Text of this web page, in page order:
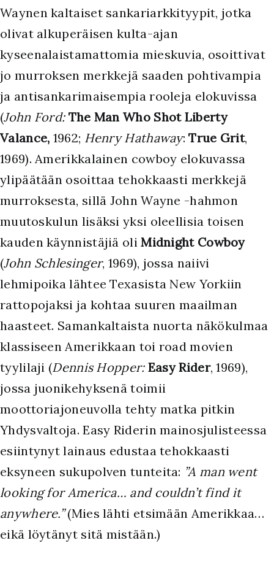
Waynen kaltaiset sankariarkkityypit, jotka
olivat alkuperäisen kulta-ajan
kyseenalaistamattomia mieskuvia, osoittivat
jo murroksen merkkejä saaden pohtivampia
ja antisankarimaisempia rooleja elokuvissa
(John Ford: The Man Who Shot Liberty
Valance, 1962; Henry Hathaway:True Grit,
1969). Amerikkalainen cowboy elokuvassa
ylipäätään osoittaa tehokkaasti merkkejä
murroksesta, sillä John Wayne -hahmon
muutoskulun lisäksi yksi oleellisia toisen
kauden käynnistäjiä oliMidnight Cowboy
(John Schlesinger, 1969), jossa naiivi
lehmipoika lähtee Texasista New Yorkiin
rattopojaksi ja kohtaa suuren maailman
haasteet. Samankaltaista nuorta näkökulmaa
klassiseen Amerikkaan toi road movien
tyylilaji (Dennis Hopper: Easy Rider, 1969),
jossa juonikehyksenä toimii
moottoriajoneuvolla tehty matka pitkin
Yhdysvaltoja. Easy Riderin mainosjulisteessa
esiintynyt lainaus edustaa tehokkaasti
eksyneen sukupolven tunteita: ”A man went
looking for America… and couldn’t find it
anywhere.”(Mies lähti etsimään Amerikkaa…
eikä löytänyt sitä mistään.)